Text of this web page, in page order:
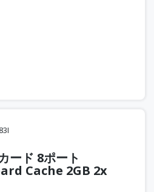
ード 8ポート
Cache 2GB 2x